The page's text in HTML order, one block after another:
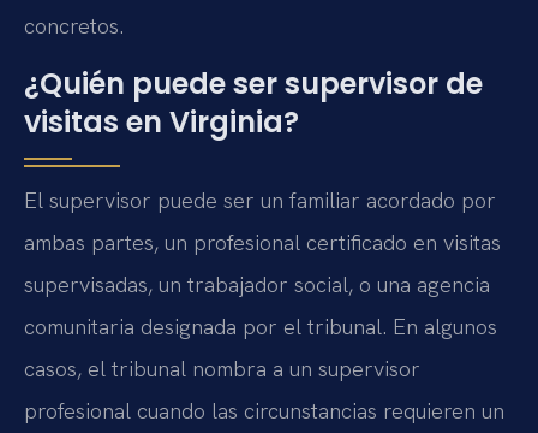
concretos.
¿Quién puede ser supervisor de
visitas en Virginia?
El supervisor puede ser un familiar acordado por
ambas partes, un profesional certificado en visitas
supervisadas, un trabajador social, o una agencia
comunitaria designada por el tribunal. En algunos
casos, el tribunal nombra a un supervisor
profesional cuando las circunstancias requieren un